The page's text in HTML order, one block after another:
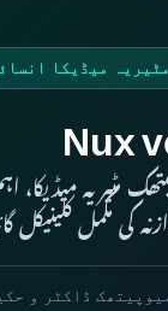
میڈیکا
Nux
مٹیریہ میڈیکا،
کی مکمل کلینیکل
ڈاکٹر و